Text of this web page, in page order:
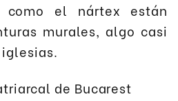
el nártex están
murales, algo casi